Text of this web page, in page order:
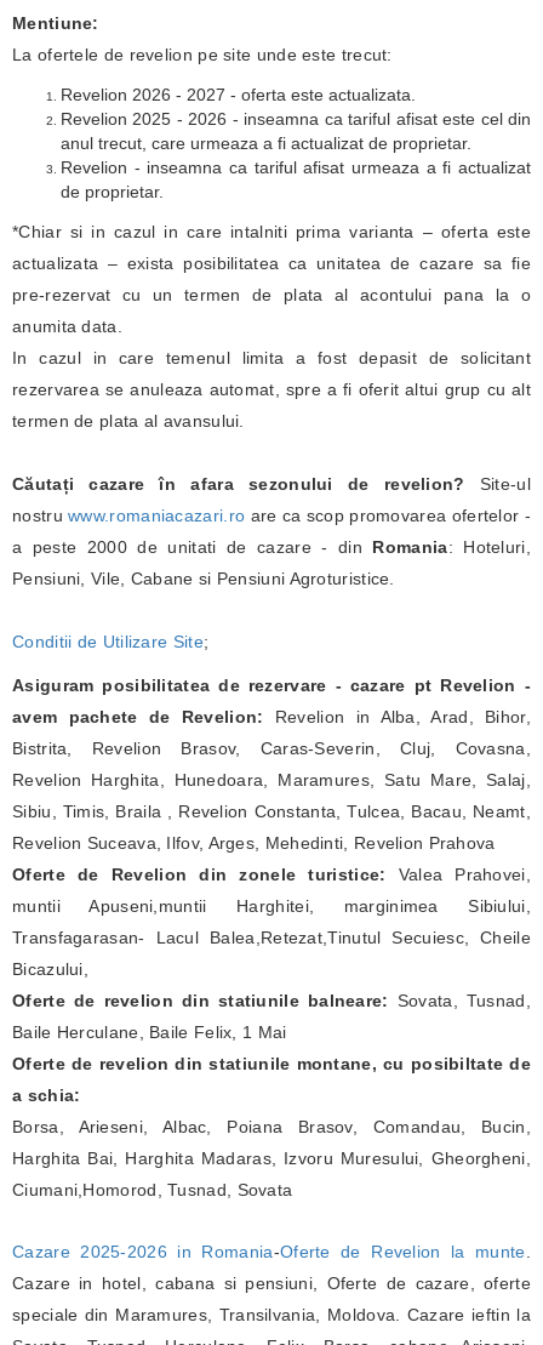
Mentiune:
La ofertele de revelion pe site unde este trecut:
Revelion 2026 - 2027 - oferta este actualizata.
Revelion 2025 - 2026 - inseamna ca tariful afisat este cel din
anul trecut, care urmeaza a fi actualizat de proprietar.
Revelion - inseamna ca tariful afisat urmeaza a fi actualizat
de proprietar.
*Chiar si in cazul in care intalniti prima varianta – oferta este
actualizata – exista posibilitatea ca unitatea de cazare sa fie
pre-rezervat cu un termen de plata al acontului pana la o
anumita data.
In cazul in care temenul limita a fost depasit de solicitant
rezervarea se anuleaza automat, spre a fi oferit altui grup cu alt
termen de plata al avansului.
Căutați cazare în afara sezonului de revelion? Site-ul
nostruwww.romaniacazari.ro are ca scop promovarea ofertelor -
a peste 2000 de unitati de cazare - din Romania: Hoteluri,
Pensiuni, Vile, Cabane si Pensiuni Agroturistice.
Conditii de Utilizare Site;
Asiguram posibilitatea de rezervare - cazare pt Revelion -
avem pachete de Revelion: Revelion in Alba, Arad, Bihor,
Bistrita, Revelion Brasov, Caras-Severin, Cluj, Covasna,
Revelion Harghita, Hunedoara, Maramures, Satu Mare, Salaj,
Sibiu, Timis, Braila , Revelion Constanta, Tulcea, Bacau, Neamt,
Revelion Suceava, Ilfov, Arges, Mehedinti, Revelion Prahova
Oferte de Revelion din zonele turistice: Valea Prahovei,
muntii Apuseni,muntii Harghitei, marginimea Sibiului,
Transfagarasan- Lacul Balea,Retezat,Tinutul Secuiesc, Cheile
Bicazului,
Oferte de revelion din statiunile balneare: Sovata, Tusnad,
Baile Herculane, Baile Felix, 1 Mai
Oferte de revelion din statiunile montane, cu posibiltate de
a schia:
Borsa, Arieseni, Albac, Poiana Brasov, Comandau, Bucin,
Harghita Bai, Harghita Madaras, Izvoru Muresului, Gheorgheni,
Ciumani,Homorod, Tusnad, Sovata
Cazare 2025-2026 in Romania-Oferte de Revelion la munte
Cazare in hotel, cabana si pensiuni, Oferte de cazare, oferte
speciale din Maramures, Transilvania, Moldova. Cazare ieftin la